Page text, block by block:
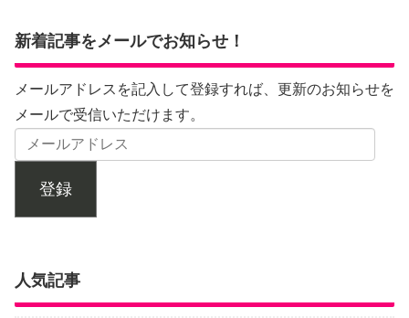
新着記事をメールでお知らせ！
メールアドレスを記入して登録すれば、更新のお知らせを
メールで受信いただけます。
登録
人気記事